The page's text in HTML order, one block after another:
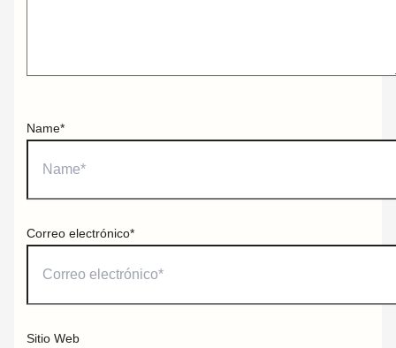
Name*
Correo electrónico*
Sitio Web